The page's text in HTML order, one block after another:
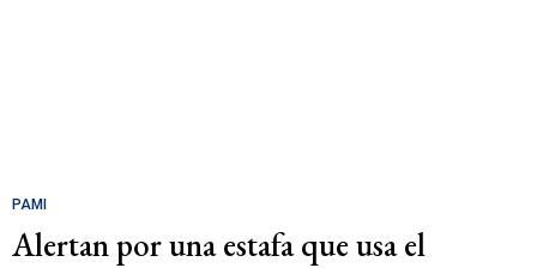
PAMI
Alertan por una estafa que usa el